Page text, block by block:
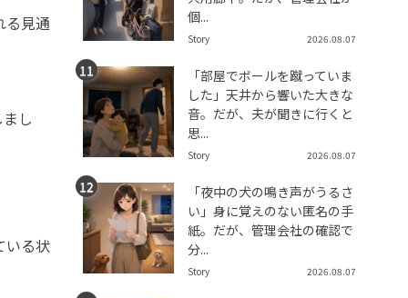
る見通
し
いる状
個...
Story 2026.08.07
「部屋でボールを蹴っていま
した」天井から響いた大きな
音。だが、夫が聞きに行くと
思...
Story 2026.08.07
「夜中の犬の鳴き声がうるさ
い」身に覚えのない匿名の手
紙。だが、管理会社の確認で
分...
Story 2026.08.07